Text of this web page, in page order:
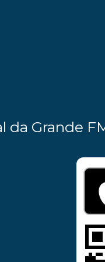
da Grande